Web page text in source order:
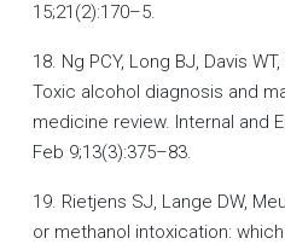
15;21(2):170–5.
18. Ng PCY, Long BJ, Davis
Toxic alcohol diagnosis and
medicine review. Internal and
Feb 9;13(3):375–83.
19. Rietjens SJ, Lange DW,
or methanol intoxication: